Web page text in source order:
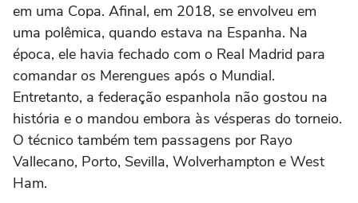
em uma Copa. Afinal, em 2018, se envolveu em
uma polêmica, quando estava na Espanha. Na
época, ele havia fechado com o Real Madrid para
comandar os Merengues após o Mundial.
Entretanto, a federação espanhola não gostou na
história e o mandou embora às vésperas do torneio.
O técnico também tem passagens por Rayo
Vallecano, Porto, Sevilla, Wolverhampton e West
Ham.